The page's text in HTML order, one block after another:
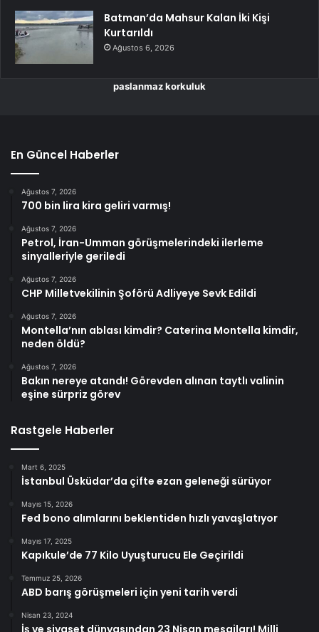
Batman’da Mahsur Kalan İki Kişi
Kurtarıldı
Ağustos 6, 2026
paslanmaz korkuluk
En Güncel Haberler
Ağustos 7, 2026
700 bin lira kira geliri varmış!
Ağustos 7, 2026
Petrol, İran-Umman görüşmelerindeki ilerleme
sinyalleriyle geriledi
Ağustos 7, 2026
CHP Milletvekilinin Şoförü Adliyeye Sevk Edildi
Ağustos 7, 2026
Montella’nın ablası kimdir? Caterina Montella kimdir,
neden öldü?
Ağustos 7, 2026
Bakın nereye atandı! Görevden alınan taytlı valinin
eşine sürpriz görev
Rastgele Haberler
Mart 6, 2025
İstanbul Üsküdar’da çifte ezan geleneği sürüyor
Mayıs 15, 2026
Fed bono alımlarını beklentiden hızlı yavaşlatıyor
Mayıs 17, 2025
Kapıkule’de 77 Kilo Uyuşturucu Ele Geçirildi
Temmuz 25, 2026
ABD barış görüşmeleri için yeni tarih verdi
Nisan 23, 2024
İş ve siyaset dünyasından 23 Nisan mesajları! Milli